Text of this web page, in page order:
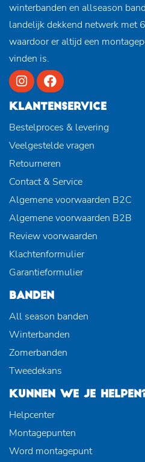
winterbanden en allseason
landelijk dekkend netwerk met
waardoor er altijd een
vinden is.
KLANTENSERVICE
Bestelproces & levering
Veelgestelde vragen
Retourneren
Contact & Service
Algemene voorwaarden B2C
Algemene voorwaarden B2B
Review voorwaarden
Klachtenformulier
Garantieformulier
BANDEN
All season banden
Winterbanden
Zomerbanden
Tweedekans
KUNNEN WE JE
Helpcenter
Montagepunten
Word montagepunt